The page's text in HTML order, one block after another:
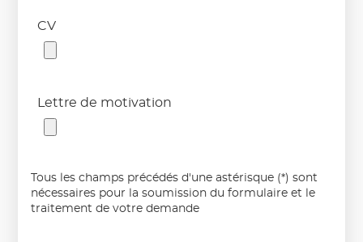
CV
Lettre de motivation
Tous les champs précédés d'une astérisque (*) sont
nécessaires pour la soumission du formulaire et le
traitement de votre demande